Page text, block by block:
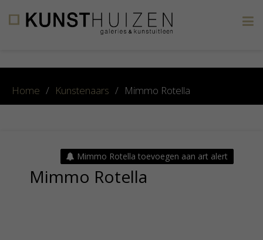
Home / Kunstenaars / Mimmo Rotella
Mimmo Rotella toevoegen aan art alert
Mimmo Rotella